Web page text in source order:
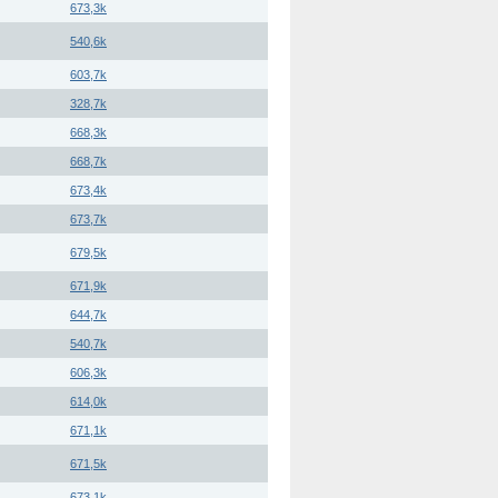
673,3k
540,6k
603,7k
328,7k
668,3k
668,7k
673,4k
673,7k
679,5k
671,9k
644,7k
540,7k
606,3k
614,0k
671,1k
671,5k